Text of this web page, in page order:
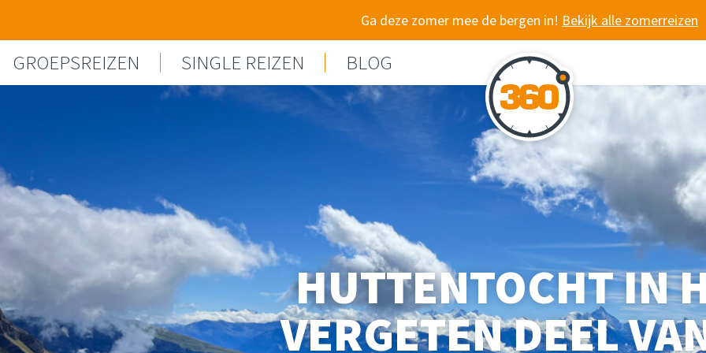
Ga deze zomer mee de bergen in! Bekijk alle zomerreizen
GROEPSREIZEN SINGLE REIZEN BLOG
HUTTENTOCHT IN
VERGETEN DEEL